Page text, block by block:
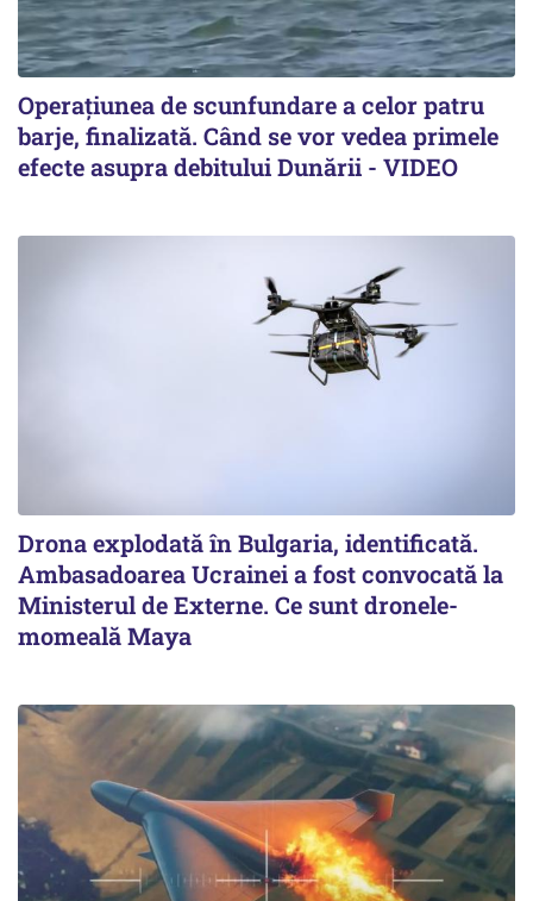
Operațiunea de scunfundare a celor patru
barje, finalizată. Când se vor vedea primele
efecte asupra debitului Dunării - VIDEO
Drona explodată în Bulgaria, identificată.
Ambasadoarea Ucrainei a fost convocată la
Ministerul de Externe. Ce sunt dronele-
momeală Maya